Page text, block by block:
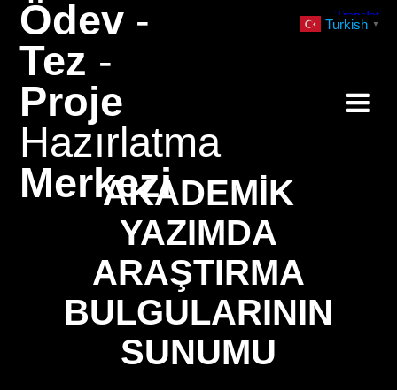
Ödev -
Tez -
Proje
Hazırlatma
MerkeziAKADEMIK
YAZIMDA
ARAŞTIRMA
BULGULARININ
SUNUMU
Turkish ▼